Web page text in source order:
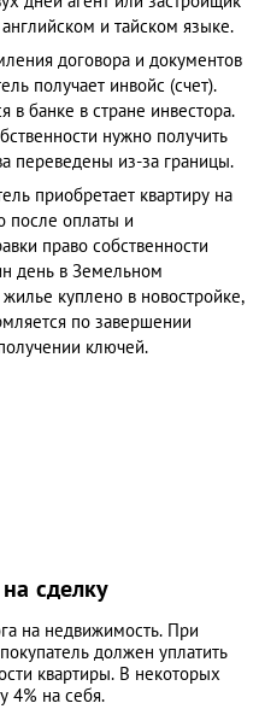
английском и тайском языке.
договора и документов
получает инвойс (счет).
в банке в стране инвестора.
нужно получить
переведены из-за границы.
приобретает квартиру на
после оплаты и
право собственности
день в Земельном
куплено в новостройке,
по завершении
ключей.
сделку
на недвижимость. При
должен уплатить
квартиры. В некоторых
4% на себя.